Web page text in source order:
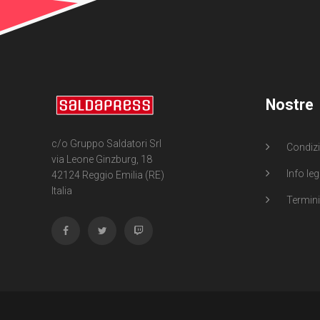
c/o Gruppo Saldatori Srl
via Leone Ginzburg, 18
42124 Reggio Emilia (RE)
Italia
Nostre
Info